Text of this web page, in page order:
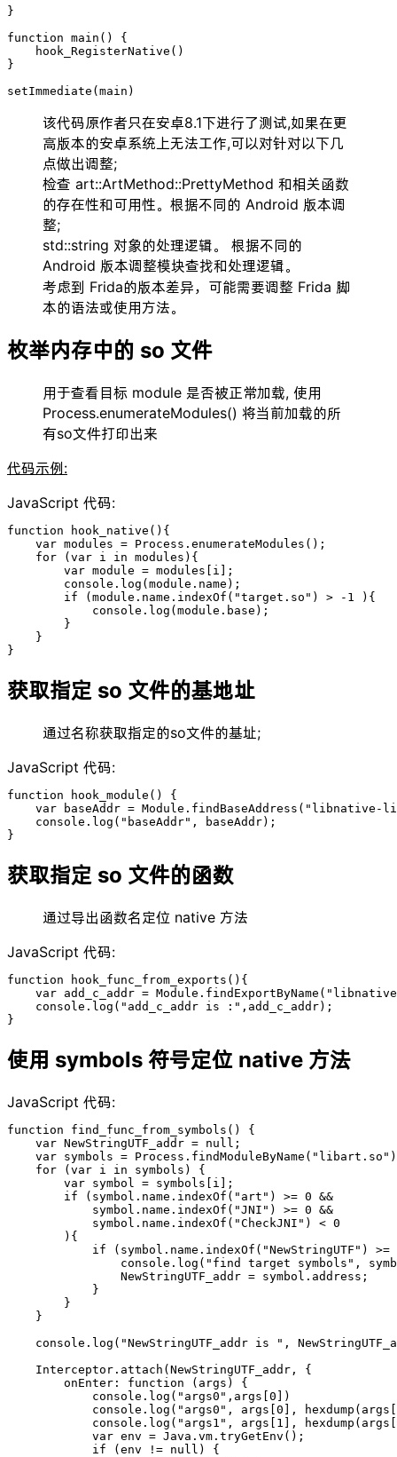
}
function main() {
    hook_RegisterNative()
}
setImmediate(main)
该代码原作者只在安卓8.1下进行了测试,如果在更
高版本的安卓系统上无法工作,可以对针对以下几
点做出调整;
检查 art::ArtMethod::PrettyMethod 和相关函数
的存在性和可用性。根据不同的 Android 版本调
整;
std::string 对象的处理逻辑。 根据不同的
Android 版本调整模块查找和处理逻辑。
考虑到 Frida的版本差异，可能需要调整 Frida 脚
本的语法或使用方法。
枚举内存中的 so 文件
用于查看目标 module 是否被正常加载, 使用
Process.enumerateModules() 将当前加载的所
有so文件打印出来
代码示例:
JavaScript 代码:
function hook_native(){
    var modules = Process.enumerateModules();
    for (var i in modules){
        var module = modules[i];
        console.log(module.name);
        if (module.name.indexOf("target.so") > -1 ){
            console.log(module.base);
        }
    }
}
获取指定 so 文件的基地址
通过名称获取指定的so文件的基址;
JavaScript 代码:
function hook_module() {
var baseAddr = Module.findBaseAddress("libnative-
    console.log("baseAddr", baseAddr);
}
获取指定 so 文件的函数
通过导出函数名定位 native 方法
JavaScript 代码:
function hook_func_from_exports(){
var add_c_addr =
    console.log("add_c_addr is :",add_c_addr);
}
使用 symbols 符号定位 native 方法
JavaScript 代码:
function find_func_from_symbols() {
    var NewStringUTF_addr = null;
var symbols =
    for (var i in symbols) {
        var symbol = symbols[i];
        if (symbol.name.indexOf("art") >= 0 &&
            symbol.name.indexOf("JNI") >= 0 &&
            symbol.name.indexOf("CheckJNI") < 0
        ){
if (symbol.name.indexOf("NewStringUTF") >=
console.log("find target symbols",
                NewStringUTF_addr = symbol.address;
            }
        }
    }
console.log("NewStringUTF_addr is ",
    Interceptor.attach(NewStringUTF_addr, {
        onEnter: function (args) {
            console.log("args0",args[0])
console.log("args0", args[0],
console.log("args1", args[1],
            var env = Java.vm.tryGetEnv();
            if (env != null) {